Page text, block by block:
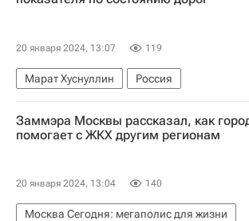
20 января 2024, 13:07 119
Марат Хуснуллин Россия
Заммэра Москвы рассказал, как
помогает с ЖКХ другим регионам
20 января 2024, 13:04 140
Москва Сегодня: мегаполис для жизни